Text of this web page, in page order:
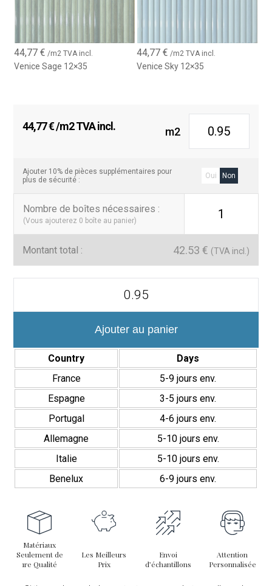
44,77€ /m2 TVA incl.
Venice Sage 12×35
44,77 € /m2 TVA incl.
Venice Sky 12×35
44,77€/m2 TVA incl. m2
Ajouter 10% de pièces supplémentaires pour
plus de sécurité :
Oui Non
Nombre de boîtes nécessaires :
(Vous ajouterez 0 boîte au panier) 1
Montant total : 42.53 € (TVA incl.)
Pasta
Ajouter au panier
Country
Days
France
5-9 jours env.
Espagne
3-5 jours env.
Portugal
4-6 jours env.
Allemagne
5-10 jours env.
Italie
5-10 jours env.
Benelux
6-9 jours env.
Matériaux
Seulement de
1re Qualité
Les Meilleurs
Prix
Envoi
d’échantillons
Attention
Personnalisée